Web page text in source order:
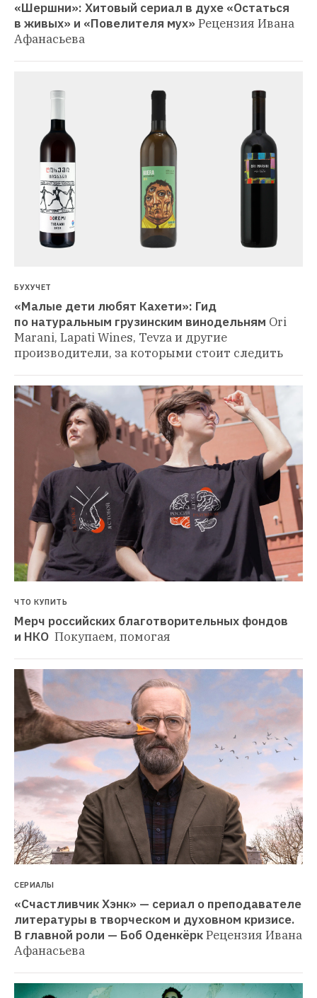
«Шершни»: Хитовый сериал в духе «Остаться
в живых» и «Повелителя мух» Рецензия Ивана
Афанасьева
БУХУЧЕТ
«Малые дети любят Кахети»: Гид
по натуральным грузинским винодельням Ori
Marani, Lapati Wines, Tevza и другие
производители, за которыми стоит следить
ЧТО КУПИТЬ
Мерч российских благотворительных фондов
и НКО Покупаем, помогая
СЕРИАЛЫ
«Счастливчик Хэнк» — сериал о преподавателе
литературы в творческом и духовном кризисе.
В главной роли — Боб ОденкёркРецензия Ивана
Афанасьева